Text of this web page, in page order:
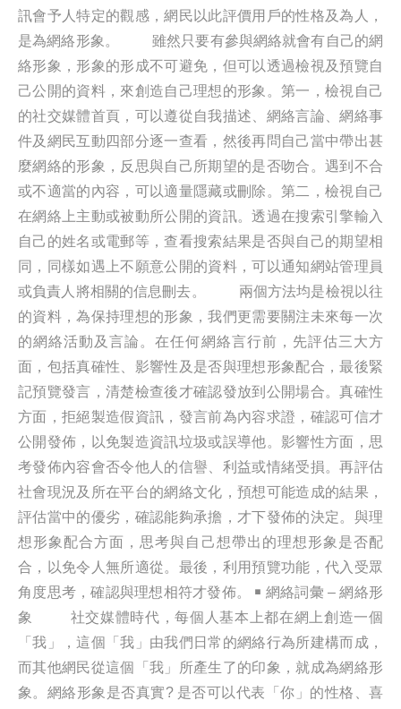
訊會予人特定的觀感，網民以此評價用戶的性格及為人，
是為網絡形象。 雖然只要有參與網絡就會有自己的網
絡形象，形象的形成不可避免，但可以透過檢視及預覽自
己公開的資料，來創造自己理想的形象。第一，檢視自己
的社交媒體首頁，可以遵從自我描述、網絡言論、網絡事
件及網民互動四部分逐一查看，然後再問自己當中帶出甚
麼網絡的形象，反思與自己所期望的是否吻合。遇到不合
或不適當的內容，可以適量隱藏或刪除。第二，檢視自己
在網絡上主動或被動所公開的資訊。透過在搜索引擎輸入
自己的姓名或電郵等，查看搜索結果是否與自己的期望相
同，同樣如遇上不願意公開的資料，可以通知網站管理員
或負責人將相關的信息刪去。 兩個方法均是檢視以往
的資料，為保持理想的形象，我們更需要關注未來每一次
的網絡活動及言論。在任何網絡言行前，先評估三大方
面，包括真確性、影響性及是否與理想形象配合，最後緊
記預覽發言，清楚檢查後才確認發放到公開場合。真確性
方面，拒絕製造假資訊，發言前為內容求證，確認可信才
公開發佈，以免製造資訊垃圾或誤導他。影響性方面，思
考發佈內容會否令他人的信譽、利益或情緒受損。再評估
社會現況及所在平台的網絡文化，預想可能造成的結果，
評估當中的優劣，確認能夠承擔，才下發佈的決定。與理
想形象配合方面，思考與自己想帶出的理想形象是否配
合，以免令人無所適從。最後，利用預覽功能，代入受眾
角度思考，確認與理想相符才發佈。 ￭ 網絡詞彙 – 網絡形
象 社交媒體時代，每個人基本上都在網上創造一個
「我」，這個「我」由我們日常的網絡行為所建構而成，
而其他網民從這個「我」所產生了的印象，就成為網絡形
象。網絡形象是否真實? 是否可以代表「你」的性格、喜